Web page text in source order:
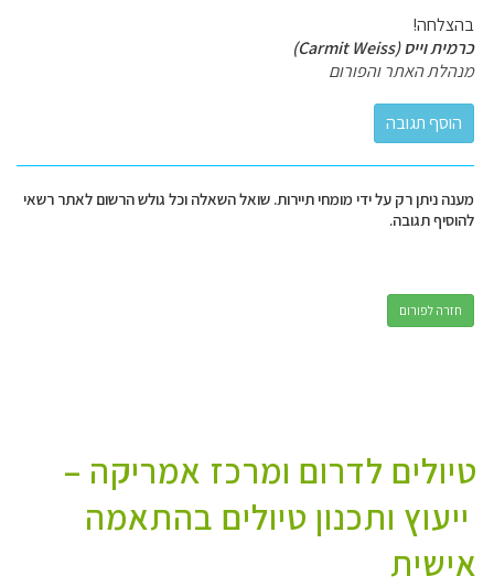
בהצלחה!
כרמית וייס (Carmit Weiss)
מנהלת האתר והפורום
מענה ניתן רק על ידי מומחי תיירות. שואל השאלה וכל גולש הרשום לאתר רשאי
להוסיף תגובה.
חזרה לפורום
טיולים לדרום ומרכז אמריקה –
ייעוץ ותכנון טיולים בהתאמה
אישית